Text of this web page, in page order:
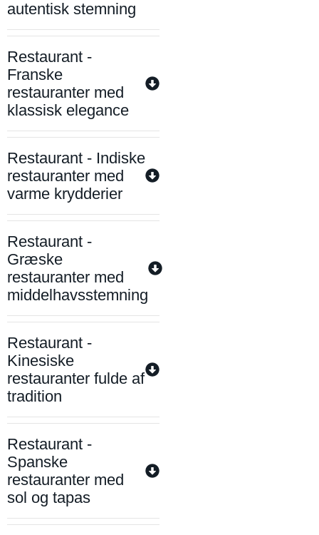
autentisk stemning
Restaurant -
Franske
restauranter med
klassisk elegance
Restaurant - Indiske
restauranter med
varme krydderier
Restaurant -
Græske
restauranter med
middelhavsstemning
Restaurant -
Kinesiske
restauranter fulde af
tradition
Restaurant -
Spanske
restauranter med
sol og tapas